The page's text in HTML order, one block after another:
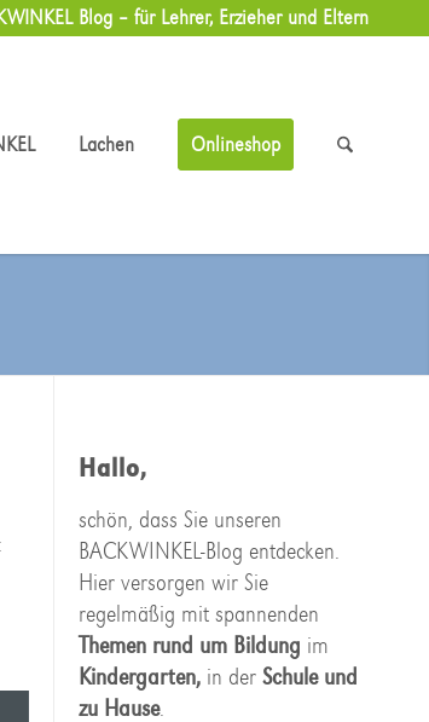
Blog – für Lehrer, Erzieher und Eltern
Lachen Onlineshop
Hallo,
schön, dass Sie unseren
BACKWINKEL-Blog entdecken.
Hier versorgen wir Sie
regelmäßig mit spannenden
Themen rund um Bildung im
Kindergarten,in derSchule und
zu Hause.